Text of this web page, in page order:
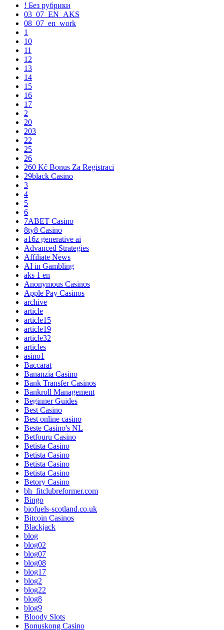
! Без рубрики
03_07_EN_AKS
08_07_en_work
1
10
11
12
13
14
15
16
17
2
20
203
22
25
26
260 Kč Bonus Za Registraci
29black Casino
3
4
5
6
7ABET Casino
8ty8 Casino
a16z generative ai
Advanced Strategies
Affiliate News
AI in Gambling
aks 1 en
Anonymous Casinos
Apple Pay Casinos
archive
article
article15
article19
article32
articles
asino1
Baccarat
Bananzia Casino
Bank Transfer Casinos
Bankroll Management
Beginner Guides
Best Casino
Best online casino
Beste Casino's NL
Betfouru Casino
Betista Casino
Betista Casino
Betista Casino
Betista Casino
Betory Casino
bh_fitclubreformer.com
Bingo
biofuels-scotland.co.uk
Bitcoin Casinos
Blackjack
blog
blog02
blog07
blog08
blog17
blog2
blog22
blog8
blog9
Bloody Slots
Bonuskong Casino